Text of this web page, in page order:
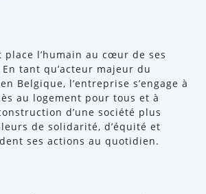
place l’humain au cœur de ses
tant qu’acteur majeur du
Belgique, l’entreprise s’engage à
au logement pour tous et à
d’une société plus
de solidarité, d’équité et
ses actions au quotidien.